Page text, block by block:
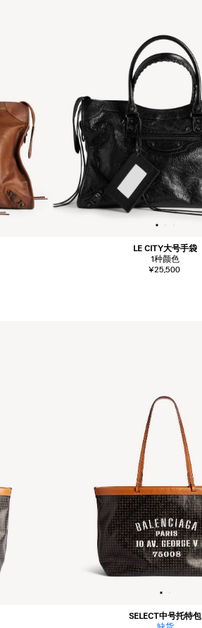
LE CITY大号手袋
1种颜色
¥25,500
SELECT中号托特包